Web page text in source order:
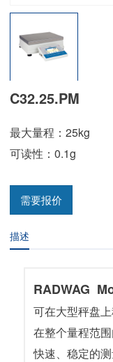
C32.25.PM
最大量程：25kg
可读性：0.1g
需要报价
描述
RADWAG
可在大型秤盘
在整个量程范
快速、稳定的测